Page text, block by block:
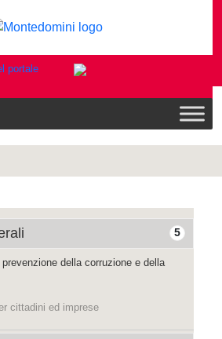
5
della corruzione e della
cittadini ed imprese